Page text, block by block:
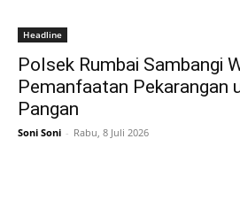
Headline
Polsek Rumbai Sambangi
Pemanfaatan Pekarangan
Pangan
Soni Soni - Rabu, 8 Juli 2026